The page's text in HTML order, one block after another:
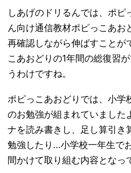
しあげのドリるんでは、ポピ
ん向け通信教材ポピっこあお
再確認しながら伸ばすことが
こあおどりの1年間の総復習
うわけですね。
ポピっこあおどりでは、小学
のお勉強が組まれていました
ナを読み書きし、足し算引き
勉強したり…小学校一年生で
間かけて取り組む内容となっ